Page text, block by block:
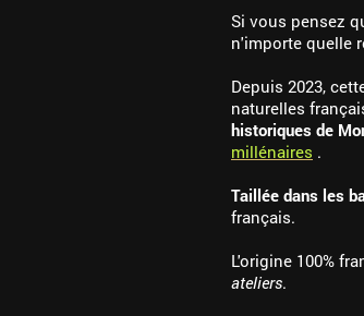
Si vous pensez
n'importe quelle
Depuis 2023,
naturelles
historiques de
millénaires .
Taillée dans les
français.
L'origine 100%
ateliers.